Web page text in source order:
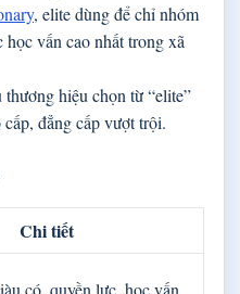
, elite dùng để chỉ nhóm
vấn cao nhất trong xã
hiệu chọn từ “elite”
đẳng cấp vượt trội.
Chi tiết
có, quyền lực, học vấn